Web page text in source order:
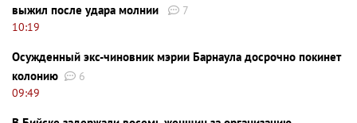
выжил после удара молнии
7
10:19
Осужденный экс-чиновник мэрии Барнаула досрочно покинет
колонию
6
09:49